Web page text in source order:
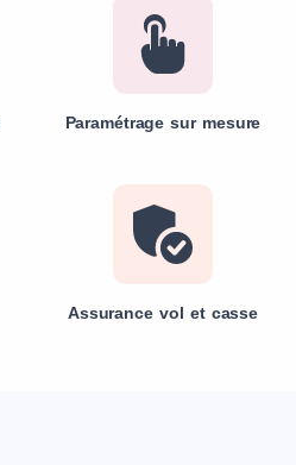
Paramétrage sur mesure
Assurance vol et casse